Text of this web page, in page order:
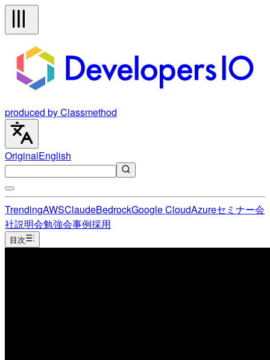
produced by Classmethod
OriginalEnglish
TrendingAWSClaudeBedrockGoogle CloudAzureセミナー会
社説明会勉強会事例採用
目次